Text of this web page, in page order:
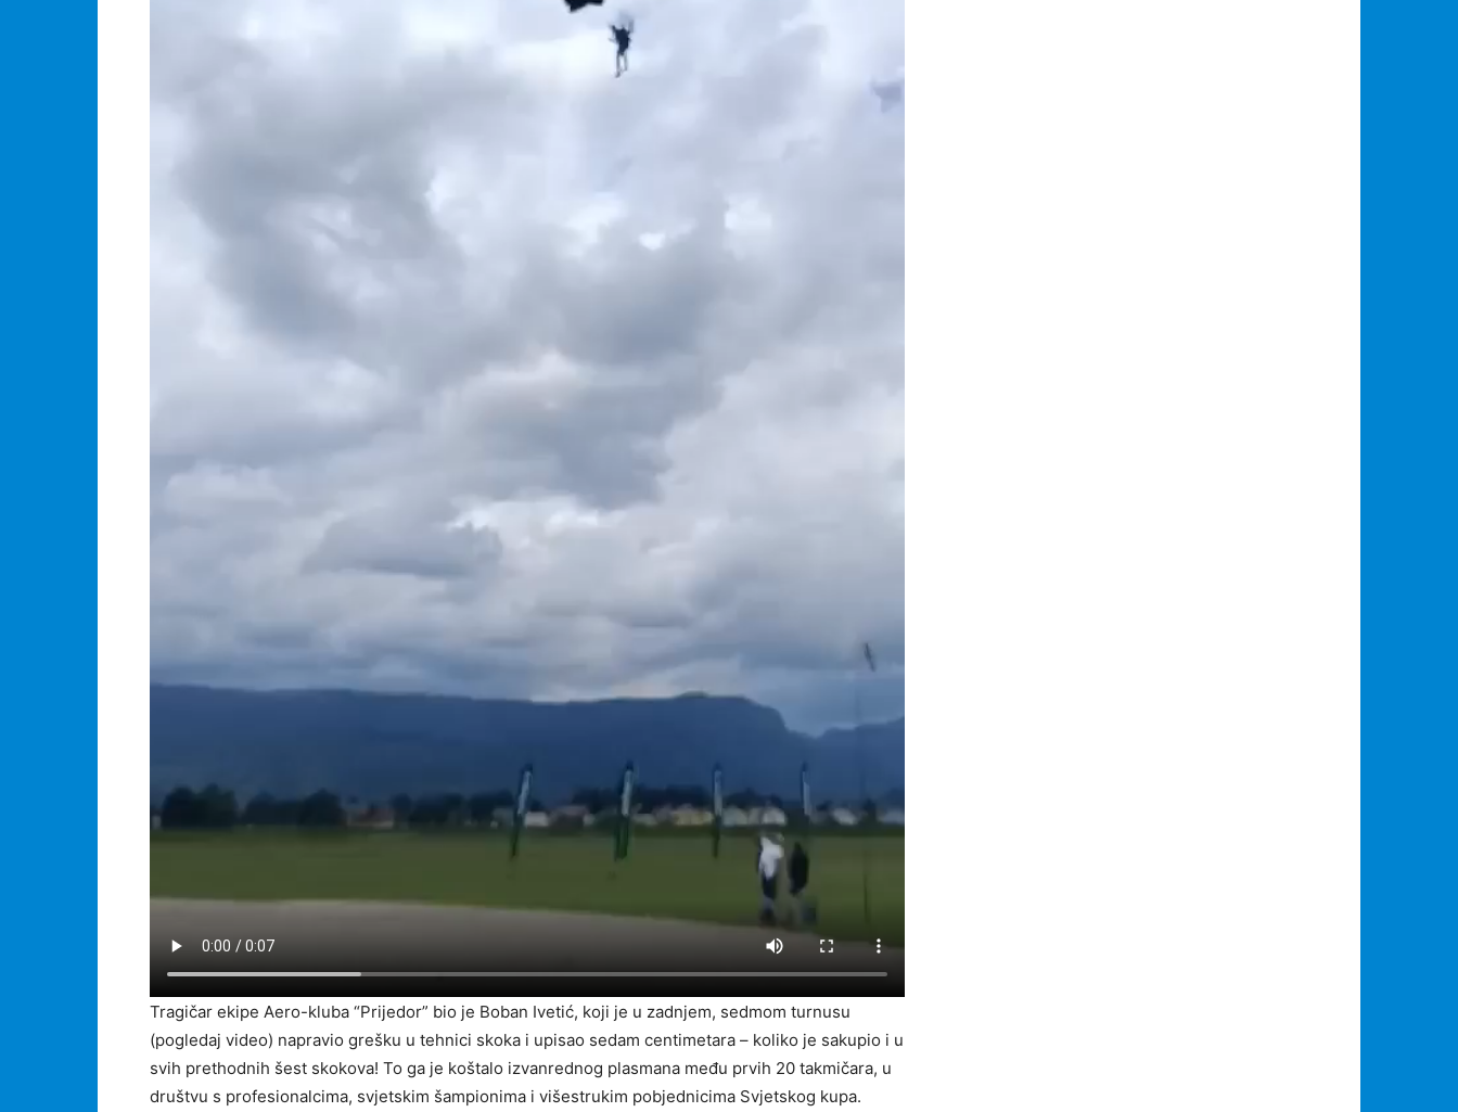
Tragičar ekipe Aero-kluba “Prijedor” bio je Boban Ivetić, koji je u zadnjem, sedmom turnusu
(pogledaj video) napravio grešku u tehnici skoka i upisao sedam centimetara – koliko je sakupio i u
svih prethodnih šest skokova! To ga je koštalo izvanrednog plasmana među prvih 20 takmičara, u
društvu s profesionalcima, svjetskim šampionima i višestrukim pobjednicima Svjetskog kupa.